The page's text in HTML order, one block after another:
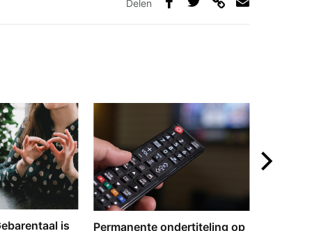
Delen
is
Permanente ondertiteling op